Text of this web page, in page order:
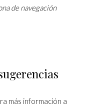
de navegación
más información a